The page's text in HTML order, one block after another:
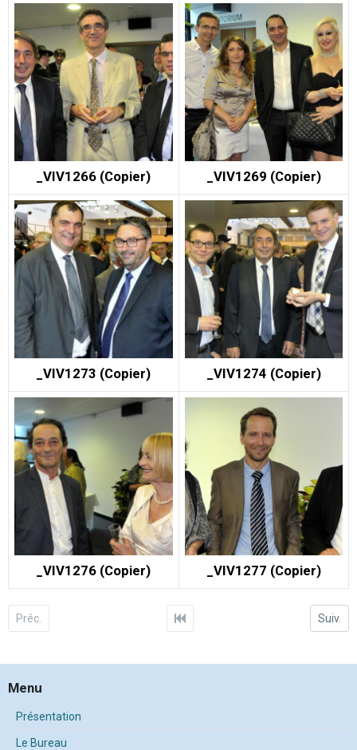
_VIV1266 (Copier) _VIV1269 (Copier)
_VIV1273 (Copier) _VIV1274 (Copier)
_VIV1276 (Copier) _VIV1277 (Copier)
Préc. Suiv.
Menu
Présentation
Le Bureau